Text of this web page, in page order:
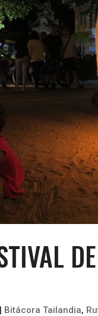
| Bitácora Tailandia,